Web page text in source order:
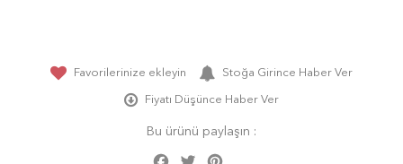
Favorilerinize ekleyin Stoğa Girince Haber Ver
Fiyatı Düşünce Haber Ver
Bu ürünü paylaşın :
Facebook
Twitter